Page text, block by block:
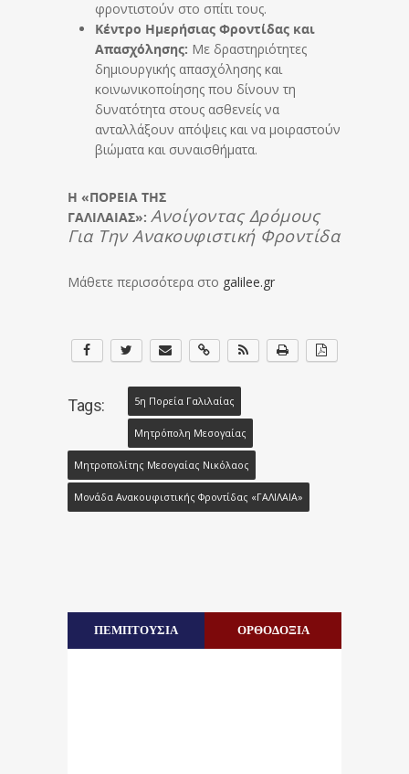
φροντιστούν στο σπίτι τους.
Κέντρο Ημερήσιας Φροντίδας και
Απασχόλησης: Με δραστηριότητες
δημιουργικής απασχόλησης και
κοινωνικοποίησης που δίνουν τη
δυνατότητα στους ασθενείς να
ανταλλάξουν απόψεις και να μοιραστούν
βιώματα και συναισθήματα.
Η «ΠΟΡΕΙΑ ΤΗΣ
ΓΑΛΙΛΑΙΑΣ»: Ανοίγοντας Δρόμους
Για Την Ανακουφιστική Φροντίδα
Μάθετε περισσότερα στο galilee.gr
Tags: 5η Πορεία Γαλιλαίας
Μητρόπολη Μεσογαίας
Μητροπολίτης Μεσογαίας Νικόλαος
Μονάδα Ανακουφιστικής Φροντίδας «ΓΑΛΙΛΑΙΑ»
ΠΕΜΠΤΟΥΣΙΑ ΟΡΘΟΔΟΞΙΑ